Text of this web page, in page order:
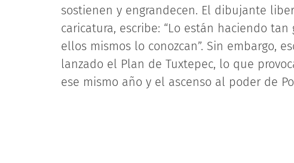
sostienen y engrandecen. El dibujante
caricatura, escribe: “Lo están haciendo
ellos mismos lo conozcan”. Sin embargo,
lanzado el Plan de Tuxtepec, lo que
ese mismo año y el ascenso al poder de